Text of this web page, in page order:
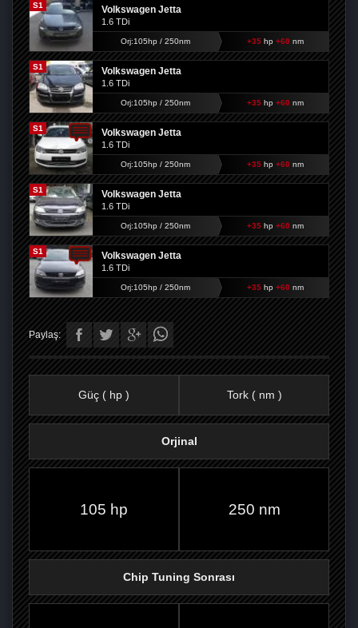
S1 Volkswagen Jetta
1.6 TDi
Orj:105hp / 250nm +35hp +60 nm
S1 Volkswagen Jetta
1.6 TDi
Orj:105hp / 250nm +35hp +60 nm
S1 Volkswagen Jetta
1.6 TDi
Orj:105hp / 250nm +35hp +60 nm
S1 Volkswagen Jetta
1.6 TDi
Orj:105hp / 250nm +35hp +60 nm
S1 Volkswagen Jetta
1.6 TDi
Orj:105hp / 250nm +35hp +60 nm
Paylaş:
Güç ( hp ) Tork ( nm )
Orjinal
105 hp 250 nm
Chip Tuning Sonrası